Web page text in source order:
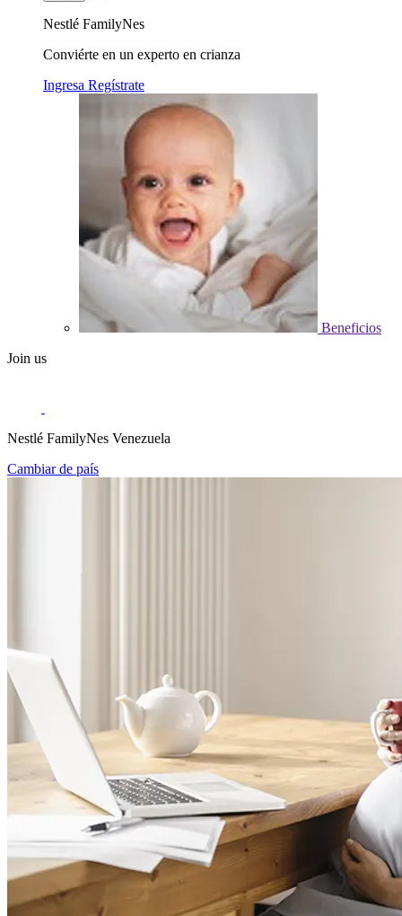
Nestlé FamilyNes
Conviérte en un experto en crianza
Ingresa Regístrate
Beneficios
Join us
Nestlé FamilyNes Venezuela
Cambiar de país